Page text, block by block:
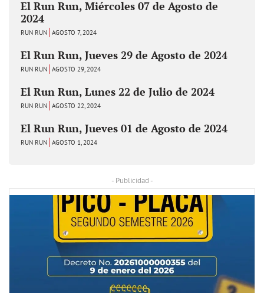
El Run Run, Miércoles 07 de Agosto de
2024
RUN RUN AGOSTO 7, 2024
El Run Run, Jueves 29 de Agosto de 2024
RUN RUN AGOSTO 29, 2024
El Run Run, Lunes 22 de Julio de 2024
RUN RUN AGOSTO 22, 2024
El Run Run, Jueves 01 de Agosto de 2024
RUN RUN AGOSTO 1, 2024
- Publicidad -